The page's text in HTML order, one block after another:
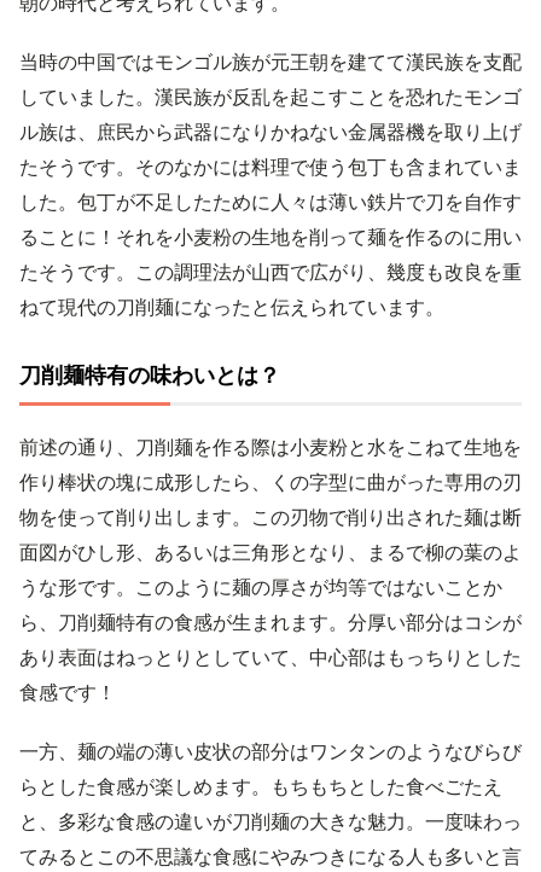
当時の中国ではモンゴル族が元王朝を建てて漢民族を支配
していました。漢民族が反乱を起こすことを恐れたモンゴ
ル族は、庶民から武器になりかねない金属器機を取り上げ
たそうです。そのなかには料理で使う包丁も含まれていま
した。包丁が不足したために人々は薄い鉄片で刀を自作す
ることに！それを小麦粉の生地を削って麺を作るのに用い
たそうです。この調理法が山西で広がり、幾度も改良を重
ねて現代の刀削麺になったと伝えられています。
刀削麺特有の味わいとは？
前述の通り、刀削麺を作る際は小麦粉と水をこねて生地を
作り棒状の塊に成形したら、くの字型に曲がった専用の刃
物を使って削り出します。この刃物で削り出された麺は断
面図がひし形、あるいは三角形となり、まるで柳の葉のよ
うな形です。このように麺の厚さが均等ではないことか
ら、刀削麺特有の食感が生まれます。分厚い部分はコシが
あり表面はねっとりとしていて、中心部はもっちりとした
食感です！
一方、麺の端の薄い皮状の部分はワンタンのようなびらび
らとした食感が楽しめます。もちもちとした食べごたえ
と、多彩な食感の違いが刀削麺の大きな魅力。一度味わっ
てみるとこの不思議な食感にやみつきになる人も多いと言